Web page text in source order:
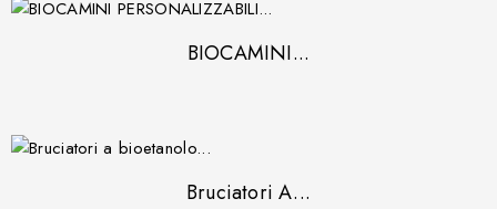
BIOCAMINI...
Bruciatori A...